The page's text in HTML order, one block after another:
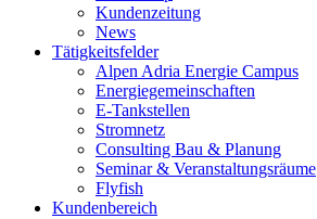
Kundenzeitung
News
Tätigkeitsfelder
Alpen Adria Energie Campus
Energiegemeinschaften
E-Tankstellen
Stromnetz
Consulting Bau & Planung
Seminar & Veranstaltungsräume
Flyfish
Kundenbereich